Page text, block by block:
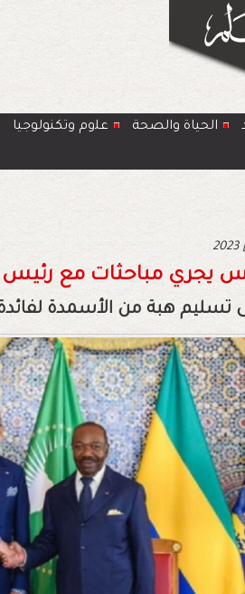
الحياة والصحة ﻋﻠوم وتكنولوجيا
يجري مباحثات مع رئيس
هبة من الأسمدة لفائدة